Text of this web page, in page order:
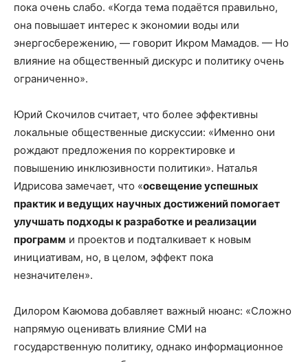
пока очень слабо. «Когда тема подаётся правильно,
она повышает интерес к экономии воды или
энергосбережению, — говорит Икром Мамадов. — Но
влияние на общественный дискурс и политику очень
ограниченно».
Юрий Скочилов считает, что более эффективны
локальные общественные дискуссии: «Именно они
рождают предложения по корректировке и
повышению инклюзивности политики». Наталья
Идрисова замечает, что «освещение успешных
практик и ведущих научных достижений помогает
улучшать подходы к разработке и реализации
программ и проектов и подталкивает к новым
инициативам, но, в целом, эффект пока
незначителен».
Дилором Каюмова добавляет важный нюанс: «Сложно
напрямую оценивать влияние СМИ на
государственную политику, однако информационное